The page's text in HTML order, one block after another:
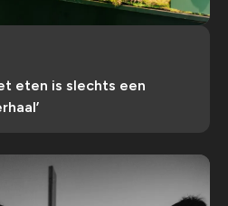
eten is slechts een